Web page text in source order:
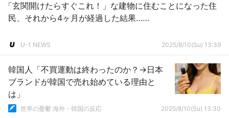
「玄関開けたらすぐこれ！」な建物に住むことになった住
民、それから4ヶ月が経過した結果……
U-1 NEWS 2025/8/10(Su) 13:39
韓国人「不買運動は終わったのか？→日本
ブランドが韓国で売れ始めている理由と
は」
世界の憂鬱 海外・韓国の反応 2025/8/10(Su) 13:30